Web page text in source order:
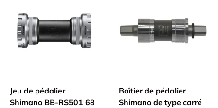
Jeu de pédalier
Shimano BB-RS501 68
Boîtier de pédalier
Shimano de type carré